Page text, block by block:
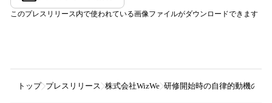
このプレスリリース内で使われている画像ファイルがダウンロードできます
トップ プレスリリース 株式会社WizWe 研修開始時の自律的動機の高